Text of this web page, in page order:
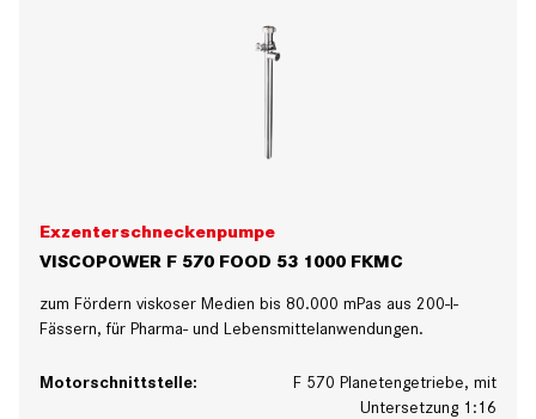
Exzenterschneckenpumpe
VISCOPOWER F 570 FOOD 53 1000 FKMC
zum Fördern viskoser Medien bis 80.000 mPas aus 200-l-
Fässern, für Pharma- und Lebensmittelanwendungen.
Motorschnittstelle:
F 570 Planetengetriebe, mit
Untersetzung 1:16